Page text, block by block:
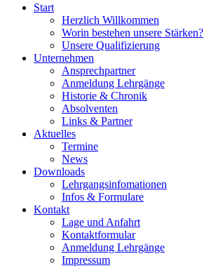
Start
Herzlich Willkommen
Worin bestehen unsere Stärken?
Unsere Qualifizierung
Unternehmen
Ansprechpartner
Anmeldung Lehrgänge
Historie & Chronik
Absolventen
Links & Partner
Aktuelles
Termine
News
Downloads
Lehrgangsinfomationen
Infos & Formulare
Kontakt
Lage und Anfahrt
Kontaktformular
Anmeldung Lehrgänge
Impressum